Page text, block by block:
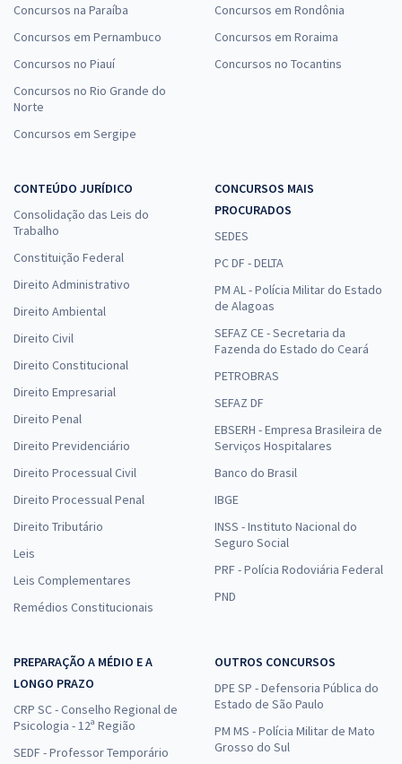
Concursos na Paraíba
Concursos em Pernambuco
Concursos no Piauí
Concursos no Rio Grande do
Norte
Concursos em Sergipe
Concursos em Rondônia
Concursos em Roraima
Concursos no Tocantins
CONTEÚDO JURÍDICO
Consolidação das Leis do
Trabalho
Constituição Federal
Direito Administrativo
Direito Ambiental
Direito Civil
Direito Constitucional
Direito Empresarial
Direito Penal
Direito Previdenciário
Direito Processual Civil
Direito Processual Penal
Direito Tributário
Leis
Leis Complementares
Remédios Constitucionais
CONCURSOS MAIS
PROCURADOS
SEDES
PC DF - DELTA
PM AL - Polícia Militar do Estado
de Alagoas
SEFAZ CE - Secretaria da
Fazenda do Estado do Ceará
PETROBRAS
SEFAZ DF
EBSERH - Empresa Brasileira de
Serviços Hospitalares
Banco do Brasil
IBGE
INSS - Instituto Nacional do
Seguro Social
PRF - Polícia Rodoviária Federal
PND
PREPARAÇÃO A MÉDIO E A
LONGO PRAZO
CRP SC - Conselho Regional de
Psicologia - 12ª Região
SEDF - Professor Temporário
OUTROS CONCURSOS
DPE SP - Defensoria Pública do
Estado de São Paulo
PM MS - Polícia Militar de Mato
Grosso do Sul